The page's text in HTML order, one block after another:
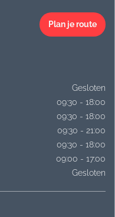
Plan je route
Gesloten
09:30 - 18:00
09:30 - 18:00
09:30 - 21:00
09:30 - 18:00
09:00 - 17:00
Gesloten